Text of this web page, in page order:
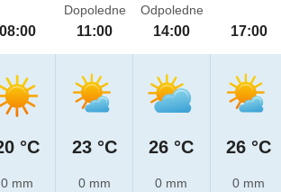
08:00
°C
0 mm
Dopoledne
11:00
23 °C
0 mm
Odpoledne
14:00
26 °C
0 mm
17:00
26 °C
0 mm